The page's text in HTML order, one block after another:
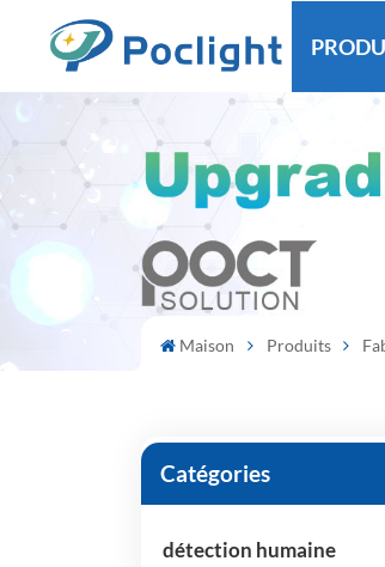
Maison Produits
Catégories
détection humaine